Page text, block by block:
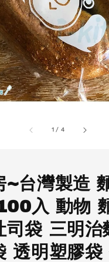
1 / 4
~台灣製造
入 動物
司袋 三明治
透明塑膠袋